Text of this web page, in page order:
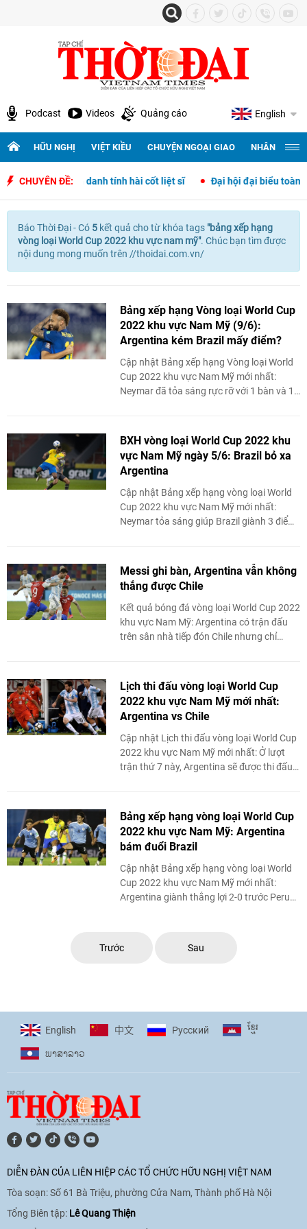
Podcast Videos Quảng cáo English
HỮU NGHỊ VIỆT KIỀU CHUYỆN NGOẠI GIAO NHÂN
CHUYÊN ĐỀ:
tập và xác định danh tính hài cốt liệt sĩ Đại hội đại biểu toàn
Báo Thời Đại - Có 5 kết quả chotừ khóa tags "bảng xếp hạng
vòng loại World Cup 2022 khu vực nam mỹ". Chúc bạn tìm được
nội dung mong muốn trên //thoidai.com.vn/
Bảng xếp hạng Vòng loại World Cup
2022 khu vực Nam Mỹ (9/6):
Argentina kém Brazil mấy điểm?
Cập nhật Bảng xếp hạng Vòng loại World
Cup 2022 khu vực Nam Mỹ mới nhất:
Neymar đã tỏa sáng rực rỡ với 1 bàn và 1
BXH vòng loại World Cup 2022 khu
vực Nam Mỹ ngày 5/6: Brazil bỏ xa
Argentina
Cập nhật Bảng xếp hạng vòng loại World
Cup 2022 khu vực Nam Mỹ mới nhất:
Neymar tỏa sáng giúp Brazil giành 3 điểm
Messi ghi bàn, Argentina vẫn không
thắng được Chile
Kết quả bóng đá vòng loại World Cup 2022
khu vực Nam Mỹ: Argentina có trận đấu
trên sân nhà tiếp đón Chile nhưng chỉ
Lịch thi đấu vòng loại World Cup
2022 khu vực Nam Mỹ mới nhất:
Argentina vs Chile
Cập nhật Lịch thi đấu vòng loại World Cup
2022 khu vực Nam Mỹ mới nhất: Ở lượt
trận thứ 7 này, Argentina sẽ được thi đấu
Bảng xếp hạng vòng loại World Cup
2022 khu vực Nam Mỹ: Argentina
bám đuổi Brazil
Cập nhật Bảng xếp hạng vòng loại World
Cup 2022 khu vực Nam Mỹ mới nhất:
Argentina giành thắng lợi 2-0 trước Peru
Trước
Sau
English 中文 Pусский ខ្មែរ
ພາ​ສາ​ລາວ
DIỄN ĐÀN CỦA LIÊN HIỆP CÁC TỔ CHỨC HỮU NGHỊ VIỆT NAM
Tòa soạn: Số 61 Bà Triệu, phường Cửa Nam, Thành phố Hà Nội
Tổng Biên tập: Lê Quang Thiện